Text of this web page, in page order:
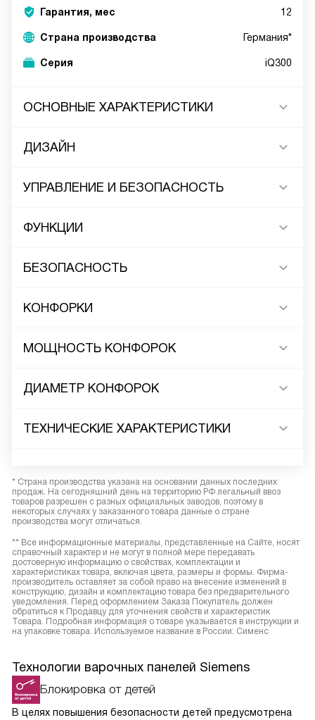
Гарантия, мес 12
Страна производства Германия*
Серия iQ300
ОСНОВНЫЕ ХАРАКТЕРИСТИКИ
ДИЗАЙН
УПРАВЛЕНИЕ И БЕЗОПАСНОСТЬ
ФУНКЦИИ
БЕЗОПАСНОСТЬ
КОНФОРКИ
МОЩНОСТЬ КОНФОРОК
ДИАМЕТР КОНФОРОК
ТЕХНИЧЕСКИЕ ХАРАКТЕРИСТИКИ
* Страна производства указана на основании данных последних
продаж. На сегодняшний день на территорию РФ легальный ввоз
товаров разрешен с разных официальных заводов, поэтому в
некоторых случаях у заказанного товара данные о стране
производства могут отличаться.
** Все информационные материалы, представленные на Сайте, носят
справочный характер и не могут в полной мере передавать
достоверную информацию о свойствах, комплектации и
характеристиках товара, включая цвета, размеры и формы. Фирма-
производитель оставляет за собой право на внесение изменений в
конструкцию, дизайн и комплектацию товара без предварительного
уведомления. Перед оформлением Заказа Покупатель должен
обратиться к Продавцу для уточнения свойств и характеристик
Товара. Подробная информация о товаре указывается в инструкции и
на упаковке товара. Используемое название в России: Сименс
Технологии варочных панелей Siemens
Блокировка от детей
В целях повышения безопасности детей предусмотрена